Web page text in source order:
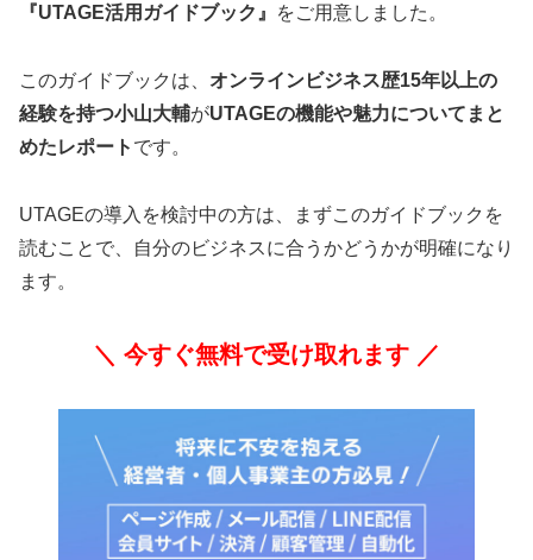
『UTAGE活用ガイドブック』
をご用意しました。
このガイドブックは、 オンラインビジネス歴15年以上の
経験を持つ小山大輔がUTAGEの機能や魅力についてまと
めたレポート です。
UTAGEの導入を検討中の方は、まずこのガイドブックを
読むことで、自分のビジネスに合うかどうかが明確になり
ます。
＼ 今すぐ無料で受け取れます ／